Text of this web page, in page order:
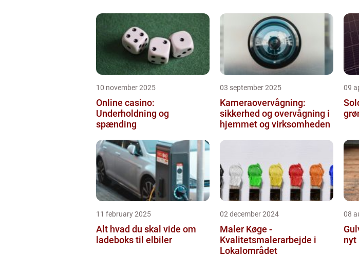
10 november 2025
Online casino:
Underholdning og
spænding
03 september 2025
Kameraovervågning:
sikkerhed og overvågning i
hjemmet og virksomheden
09
11 february 2025
Alt hvad du skal vide om
ladeboks til elbiler
02 december 2024
Maler Køge -
Kvalitetsmalerarbejde i
Lokalområdet
08
nyt